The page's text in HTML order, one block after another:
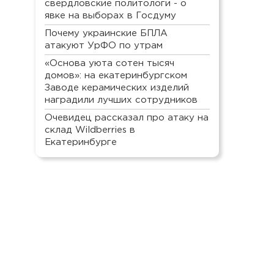
свердловские политологи - о
явке на выборах в Госдуму
Почему украинские БПЛА
атакуют УрФО по утрам
«Основа уюта сотен тысяч
домов»: на екатеринбургском
Заводе керамических изделий
наградили лучших сотрудников
Очевидец рассказал про атаку на
склад Wildberries в
Екатеринбурге